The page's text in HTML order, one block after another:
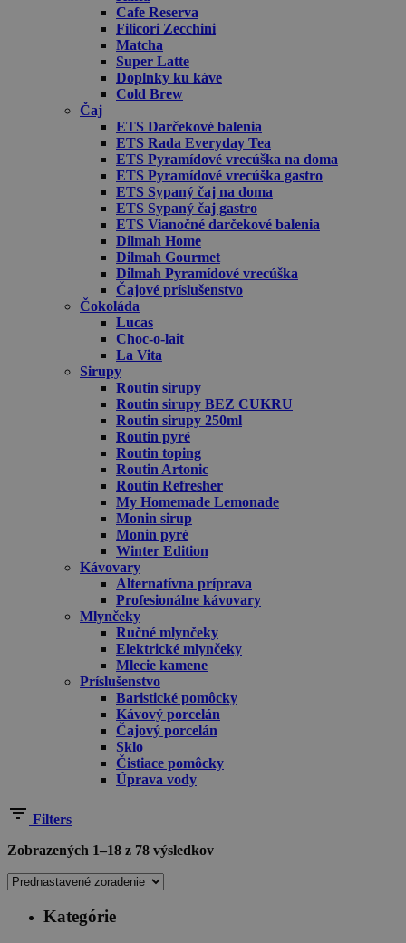
Cafe Reserva
Filicori Zecchini
Matcha
Super Latte
Doplnky ku káve
Cold Brew
Čaj
ETS Darčekové balenia
ETS Rada Everyday Tea
ETS Pyramídové vrecúška na doma
ETS Pyramídové vrecúška gastro
ETS Sypaný čaj na doma
ETS Sypaný čaj gastro
ETS Vianočné darčekové balenia
Dilmah Home
Dilmah Gourmet
Dilmah Pyramídové vrecúška
Čajové príslušenstvo
Čokoláda
Lucas
Choc-o-lait
La Vita
Sirupy
Routin sirupy
Routin sirupy BEZ CUKRU
Routin sirupy 250ml
Routin pyré
Routin toping
Routin Artonic
Routin Refresher
My Homemade Lemonade
Monin sirup
Monin pyré
Winter Edition
Kávovary
Alternatívna príprava
Profesionálne kávovary
Mlynčeky
Ručné mlynčeky
Elektrické mlynčeky
Mlecie kamene
Príslušenstvo
Baristické pomôcky
Kávový porcelán
Čajový porcelán
Sklo
Čistiace pomôcky
Úprava vody
Filters
Zobrazených 1–18 z 78 výsledkov
Kategórie